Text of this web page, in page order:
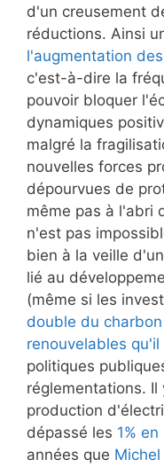
d'un creusement
réductions. Ainsi
l'augmentation
c'est-à-dire la
pouvoir bloquer
dynamiques
malgré la
nouvelles forces
dépourvues de
même pas à l'abri
n'est pas
bien à la veille
lié au
(même si les
double du
renouvelables
politiques
réglementations. Il
production
dépassé les 1% en
années que